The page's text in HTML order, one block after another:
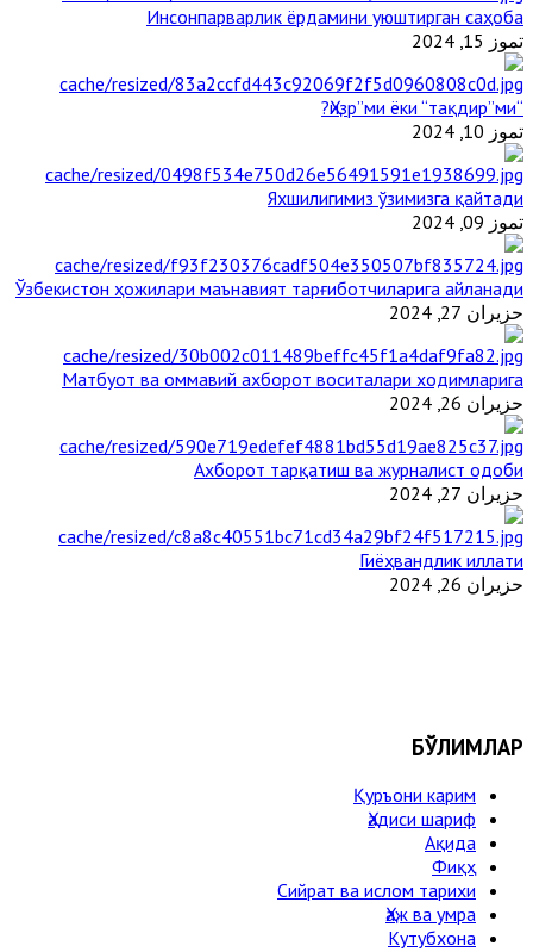
Инсонпарварлик ёрдамини уюштирган саҳоба
تموز 15, 2024
“Ҳизр”ми ёки “тақдир”ми?
تموز 10, 2024
Яхшилигимиз ўзимизга қайтади
تموز 09, 2024
Ўзбекистон ҳожилари маънавият тарғиботчиларига айланади
حزيران 27, 2024
Матбуот ва оммавий ахборот воситалари ходимларига
حزيران 26, 2024
Ахборот тарқатиш ва журналист одоби
حزيران 27, 2024
Гиёҳвандлик иллати
حزيران 26, 2024
БЎЛИМЛАР
Қуръони карим
Ҳадиси шариф
Ақида
Фиқҳ
Сийрат ва ислом тарихи
Ҳаж ва умра
Кутубхона